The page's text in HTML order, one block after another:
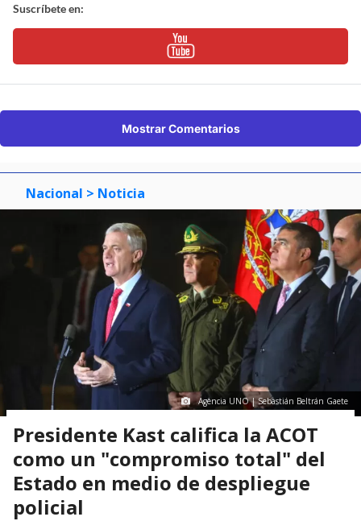
Suscríbete en:
Mostrar Comentarios
Nacional > Noticia
Agencia UNO | Sebastián Beltrán Gaete
Presidente Kast califica la ACOT
como un "compromiso total" del
Estado en medio de despliegue
policial